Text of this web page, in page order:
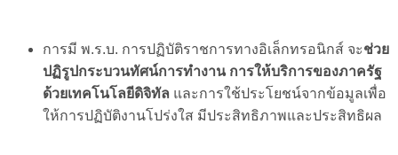
การมี พ.ร.บ. การปฏิบัติราชการทางอิเล็กทรอนิกส์ จะช่วย
ปฏิรูปกระบวนทัศน์การทำงาน การให้บริการของภาครัฐ
ด้วยเทคโนโลยีดิจิทัล และการใช้ประโยชน์จากข้อมูลเพื่อ
ให้การปฏิบัติงานโปร่งใส มีประสิทธิภาพและประสิทธิผล